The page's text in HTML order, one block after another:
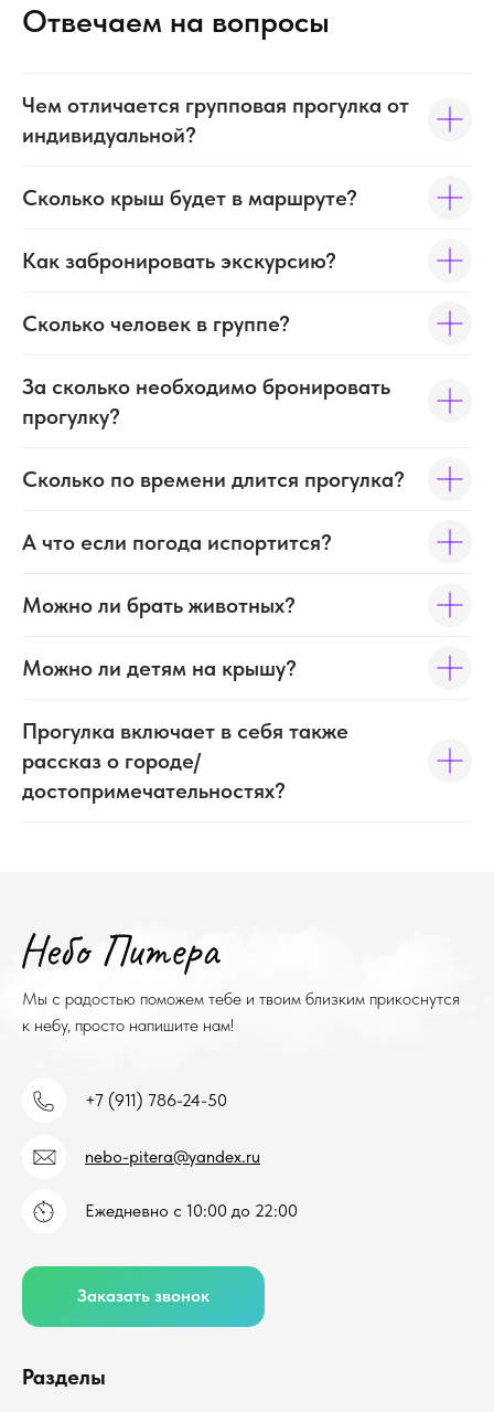
Отвечаем на вопросы
Чем отличается групповая прогулка от
индивидуальной?
Сколько крыш будет в маршруте?
Как забронировать экскурсию?
Сколько человек в группе?
За сколько необходимо бронировать
прогулку?
Сколько по времени длится прогулка?
А что если погода испортится?
Можно ли брать животных?
Можно ли детям на крышу?
Прогулка включает в себя также
рассказ о городе/
достопримечательностях?
Разделы
Мы с радостью поможем тебе и твоим близким прикоснутся
к небу, просто напишите нам!
Контакты
+7 (911) 786-24-50
nebo-pitera@yandex.ru
Ежедневно с 10:00 до 22:00
Заказать звонок